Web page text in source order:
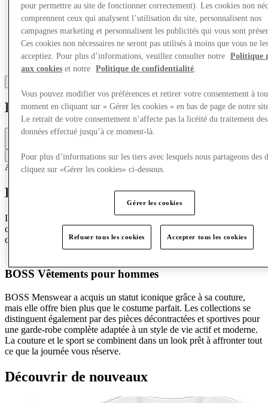
BOSS
Fermé
Contacter la boutique
Accessoires & SacsMode
Découvrez BOSS
Les collections BOSS sont élégantes, modernes et axées sur la
qualité et le design pour créer un look impeccable, qu’il s’agisse
d’un look professionnel, décontracté ou sportif.
BOSS Vêtements pour hommes
BOSS Menswear a acquis un statut iconique grâce à sa couture,
mais elle offre bien plus que le costume parfait. Les collections se
distinguent également par des pièces décontractées et sportives pour
une garde-robe complète adaptée à un style de vie actif et moderne.
La couture et le sport se combinent dans un look prêt à affronter tout
ce que la journée vous réserve.
Découvrir de nouveaux
pour permettre au site de fonctionner correctement). Les cookies non
comprennent ceux qui analysent l’utilisation du site, personnalisent nos
campagnes marketing et personnalisent les publicités qui vous sont
Ces cookies non nécessaires ne seront pas utilisés à moins que vous ne
acceptiez. Pour plus d’informations, veuillez consulter notre
Politique
aux cookies et notre Politique de confidentialité
Vous pouvez modifier vos préférences et retirer votre consentement à
moment en cliquant sur « Gérer les cookies » en bas de page de notre
Le retrait de votre consentement n’affecte pas la licéité du traitement des
données effectué jusqu’à ce moment-là.
Pour plus d’informations sur les tiers avec lesquels nous partageons des
cliquez sur «Gérer les cookies» ci-dessous.
Gérer les cookies
Refuser tous les cookies Accepter tous les cookies